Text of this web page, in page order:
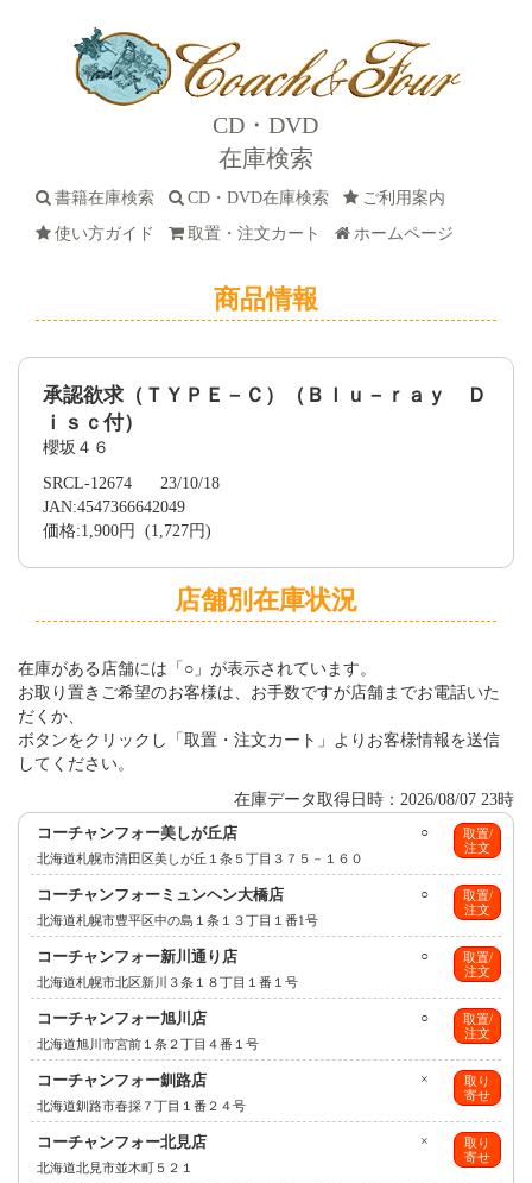
CD・DVD
在庫検索
書籍在庫検索 CD・DVD在庫検索
ご利用案内
使い方ガイド
取置・注文カート ホームページ
商品情報
承認欲求（ＴＹＰＥ－Ｃ）（Ｂｌｕ－ｒａｙ Ｄ
ｉｓｃ付）
櫻坂４６
SRCL-12674 23/10/18
JAN:4547366642049
価格:1,900円 (1,727円)
店舗別在庫状況
在庫がある店舗には「○」が表示されています。
お取り置きご希望のお客様は、お手数ですが店舗までお電話いた
だくか、
ボタンをクリックし「取置・注文カート」よりお客様情報を送信
してください。
在庫データ取得日時：2026/08/07 23時
取置/
注文
○
コーチャンフォー美しが丘店
北海道札幌市清田区美しが丘１条５丁目３７５－１６０
取置/
注文
○
コーチャンフォーミュンヘン大橋店
北海道札幌市豊平区中の島１条１３丁目１番1号
取置/
注文
○
コーチャンフォー新川通り店
北海道札幌市北区新川３条１８丁目１番１号
取置/
注文
○
コーチャンフォー旭川店
北海道旭川市宮前１条２丁目４番１号
取り
寄せ
×
コーチャンフォー釧路店
北海道釧路市春採７丁目１番２４号
取り
寄せ
×
コーチャンフォー北見店
北海道北見市並木町５２１